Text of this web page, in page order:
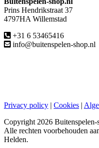
Prins Hendrikstraat 37
4797HA Willemstad
+31 6 53465416
info@buitenspelen-shop.nl
Privacy policy | Cookies |
Copyright 2026 Buitenspelen-
Alle rechten voorbehouden
Helden.